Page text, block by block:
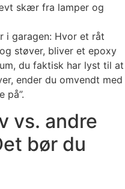
skær fra lamper og
i garagen: Hvor et råt
støver, bliver et epoxy
du faktisk har lyst til at
ender du omvendt med
på”.
vs. andre
bør du